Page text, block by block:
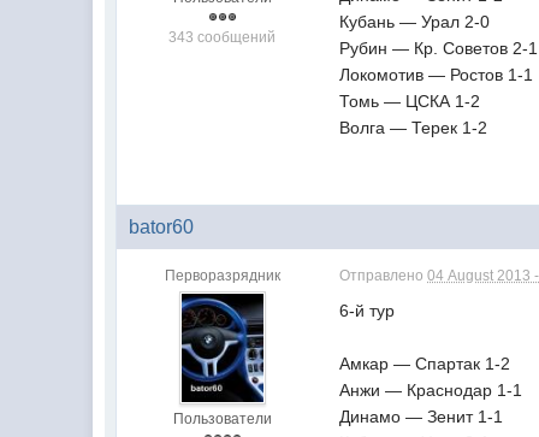
343 сообщений
Кубань — Урал 2-0
Рубин — Кр. Советов 2-1
Локомотив — Ростов 1-1
Томь — ЦСКА 1-2
Волга — Терек 1-2
bator60
Перворазрядник
Пользователи
Отправлено04 August 2013
6-й тур
Амкар — Спартак 1-2
Анжи — Краснодар 1-1
Динамо — Зенит 1-1